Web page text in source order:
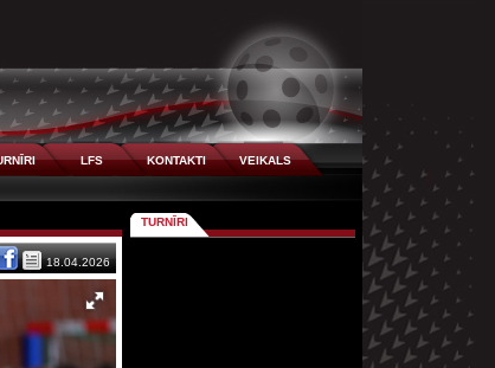
LFS KONTAKTI
VEIKALS
18.04.2026
TURNĪRI